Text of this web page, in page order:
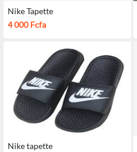
Nike Tapette
4 000 Fcfa
Nike tapette